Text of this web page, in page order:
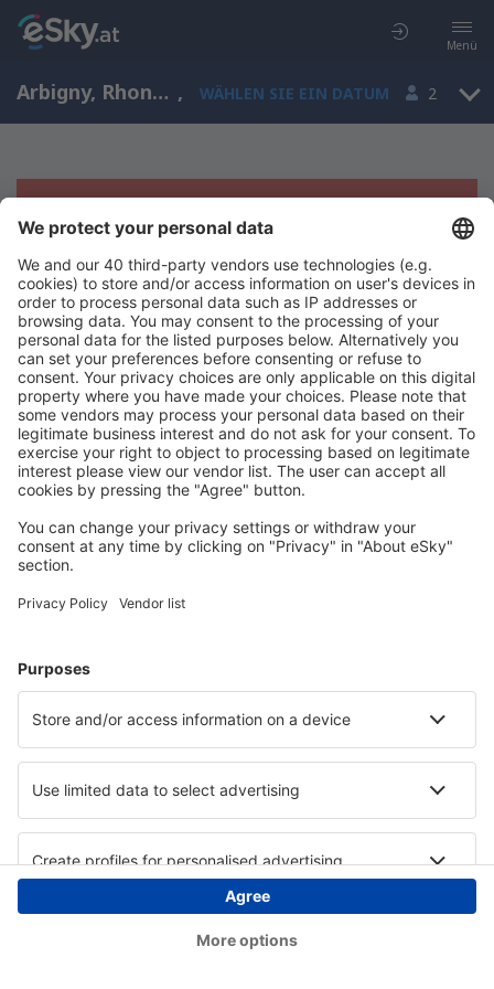
Menü
Arbigny, Rhone-Alpen, Frankreich , WÄHLEN SIE EIN DATUM 2
Es tut uns leid, wir können keine
Ergebnisse aufzeigen
Bitte starten Sie Ihre Suche erneut mit anderen Suchkriterien.
Copyright © eSky.at. Alle Rechte vorbehalten.